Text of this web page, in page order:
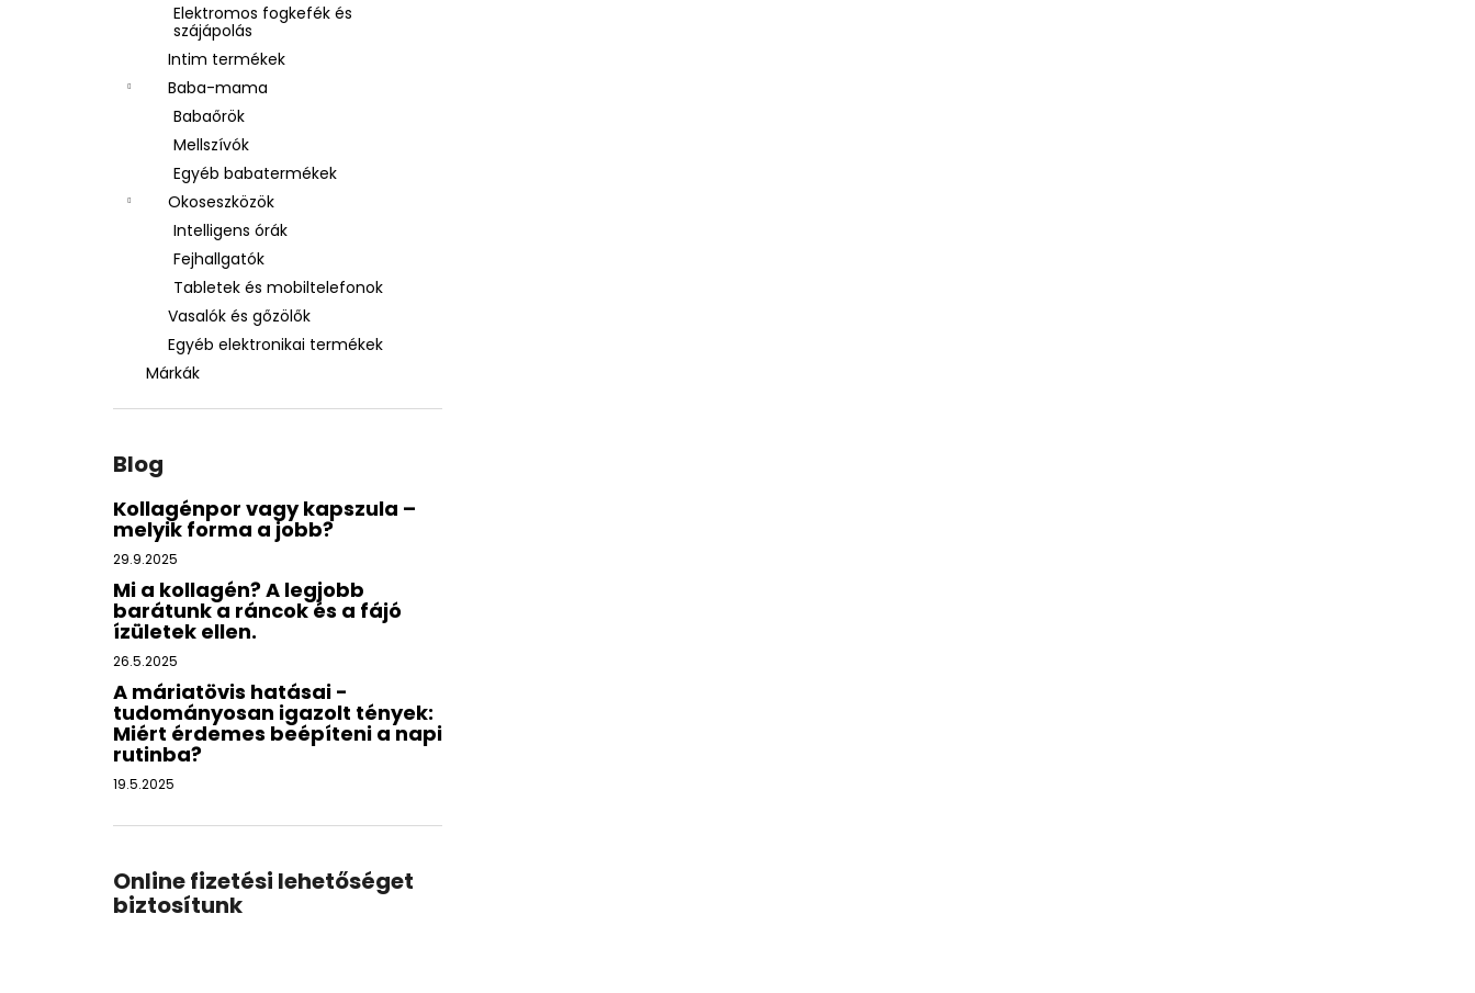
Elektromos fogkefék és
szájápolás
Intim termékek
Baba-mama
Babaőrök
Mellszívók
Egyéb babatermékek
Okoseszközök
Intelligens órák
Fejhallgatók
Tabletek és mobiltelefonok
Vasalók és gőzölők
Egyéb elektronikai termékek
Márkák
Blog
Kollagénpor vagy kapszula –
melyik forma a jobb?
29.9.2025
Mi a kollagén? A legjobb
barátunk a ráncok és a fájó
ízületek ellen.
26.5.2025
A máriatövis hatásai -
tudományosan igazolt tények:
Miért érdemes beépíteni a napi
rutinba?
19.5.2025
Online fizetési lehetőséget
biztosítunk